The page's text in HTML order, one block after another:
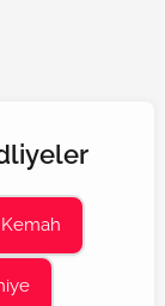
Kemah